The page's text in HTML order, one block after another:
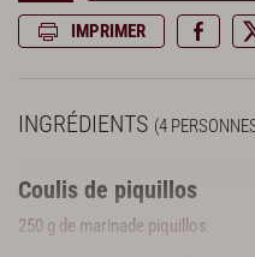
IMPRIMER
INGRÉDIENTS (4
Coulis de piquillos
250 g de marinade piquillos